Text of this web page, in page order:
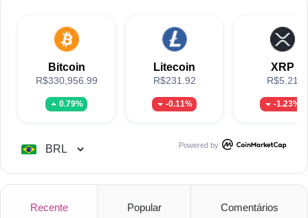
Bitcoin
R$330,956.99
0.79%
Litecoin
R$231.92
-0.11%
XRP
R$5.21
-1.23%
Powered by
Recente Popular Comentários